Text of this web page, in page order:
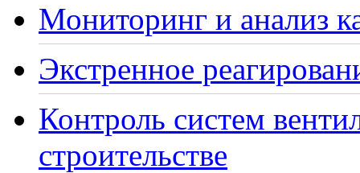
Мониторинг и анализ
Экстренное
Контроль систем
строительстве